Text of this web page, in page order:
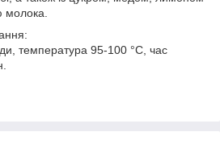
молока.
температура 95-100 °C, час